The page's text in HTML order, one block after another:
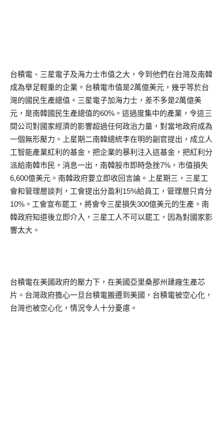
台積電、三星電子及海力士市值之大，令到他們在台灣及南韓
成為舉足輕重的企業。台積電市值是2萬億美元，幾乎等於台
灣的國民生產總值。三星電子加海力士，差不多是2萬億美
元，是南韓國民生產總值的60%。這過度集中的產業，令這三
間公司對國家經濟的影響超過任何政治力量，對當地政府成為
一個無形壓力。上星期二南韓總統李在明的副官提出，成立人
工智能產業紅利的基金，把企業的暴利注入這基金，把紅利分
派給南韓市民。消息一出，南韓股市即時急挫7%，市值損失
6,600億美元。南韓政府要立即收回言論。上星期三，三星工
會和管理層談判，工會提出分盈利15%給員工，管理層只肯分
10%。工會宣布罷工，將會令三星損失300億美元的生產。南
韓政府知道後立即介入，三星工人不可以罷工，因為對國家影
響太大。
台積電在美國政府的壓力下，在美國亞里桑那州建廠生產芯
片。台灣政府擔心一旦台積電搬遷到美國，台積電被空心化，
台灣也被空心化，情況令人十分憂慮。